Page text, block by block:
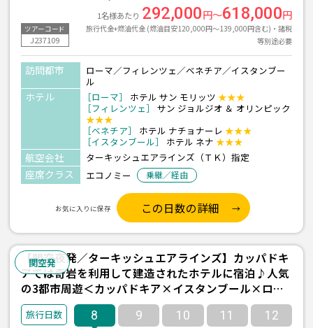
ツアーコード
J237109
1名様あたり 292,000円～618,000円
旅行代金+燃油代金 (燃油目安120,000円～139,000円含む)・諸税
等別途必要
訪問都市
ローマ／フィレンツェ／ベネチア／イスタンブー
ル
ホテル ［ローマ］ ホテル サン モリッツ ★★★
［フィレンツェ］
サン ジョルジオ ＆ オリンピック
★★★
［ベネチア］
ホテル ナチョナーレ ★★★
［イスタンブール］
ホテル ネナ ★★★
航空会社 ターキッシュエアラインズ（ＴＫ）指定
座席クラス エコノミー 乗継／経由
お気に入りに保存 この日数の詳細
関空発
【関空夜発／ターキッシュエアラインズ】カッパドキ
アでは奇岩を利用して建造されたホテルに宿泊♪人気
の3都市周遊＜カッパドキア×イスタンブール×ロー
マ＞8日間
8 9 10 11 12